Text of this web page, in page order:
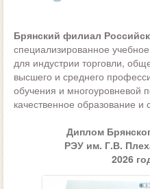
Брянский филиал
специализированное
для индустрии торговли,
высшего и среднего
обучения и многоуровневой
качественное образование
Диплом
РЭУ им. Г.В.
2026